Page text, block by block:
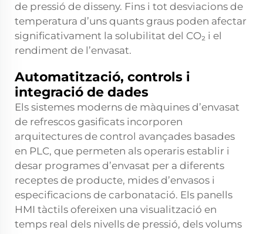
de pressió de disseny. Fins i tot desviacions de
temperatura d’uns quants graus poden afectar
significativament la solubilitat del CO₂ i el
rendiment de l’envasat.
Automatització, controls i
integració de dades
Els sistemes moderns de màquines d’envasat
de refrescos gasificats incorporen
arquitectures de control avançades basades
en PLC, que permeten als operaris establir i
desar programes d’envasat per a diferents
receptes de producte, mides d’envasos i
especificacions de carbonatació. Els panells
HMI tàctils ofereixen una visualització en
temps real dels nivells de pressió, dels volums